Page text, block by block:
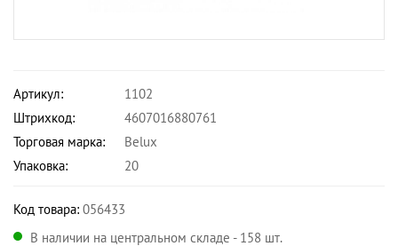
Артикул:
1102
Штрихкод:
4607016880761
Торговая марка:
Belux
Упаковка:
20
Код товара: 056433
В наличии на центральном складе - 158 шт.